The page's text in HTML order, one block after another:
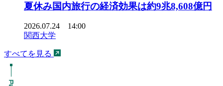
夏休み国内旅行の経済効果は約9兆8,608億円
2026.07.24 14:00
関西大学
すべてを見る